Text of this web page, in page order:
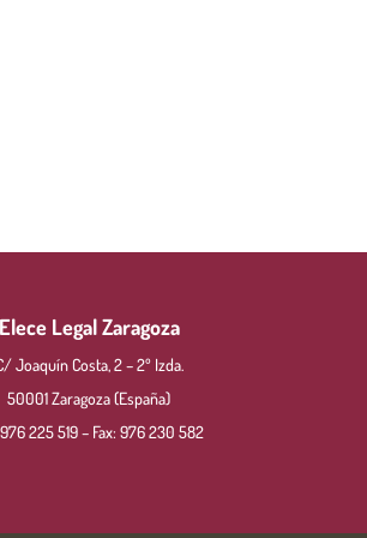
Legal Zaragoza
Joaquín Costa, 2 – 2º Izda.
50001 Zaragoza (España)
976 225 519– Fax: 976 230 582